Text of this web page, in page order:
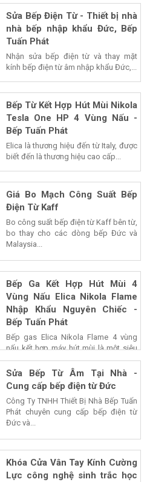
Sửa Bếp Điện Từ - Thiết bị nhà
nhà bếp nhập khẩu Đức, Bếp
Tuấn Phát
Nhận sửa bếp điện từ và thay mặt
kính bếp điện từ âm nhập khẩu Đức,...
Bếp Từ Kết Hợp Hút Mùi Nikola
Tesla One HP 4 Vùng Nấu -
Bếp Tuấn Phát
Elica là thương hiệu đến từ Italy, được
biết đến là thương hiệu cao cấp...
Giá Bo Mạch Công Suất Bếp
Điện Từ Kaff
Bo công suất bếp điện từ Kaff bên từ,
bo thay cho các dòng bếp Đức và
Malaysia...
Bếp Ga Kết Hợp Hút Mùi 4
Vùng Nấu Elica Nikola Flame
Nhập Khẩu Nguyên Chiếc -
Bếp Tuấn Phát
Bếp gas Elica Nikola Flame 4 vùng
nấu kết hợp máy hút mùi là một siêu
phẩm của...
Sửa Bếp Từ Âm Tại Nhà -
Cung cấp bếp điện từ Đức
Công Ty TNHH Thiết Bị Nhà Bếp Tuấn
Phát chuyên cung cấp bếp điện từ
Đức và...
Khóa Cửa Vân Tay Kính Cường
Lực công nghệ sinh trắc học